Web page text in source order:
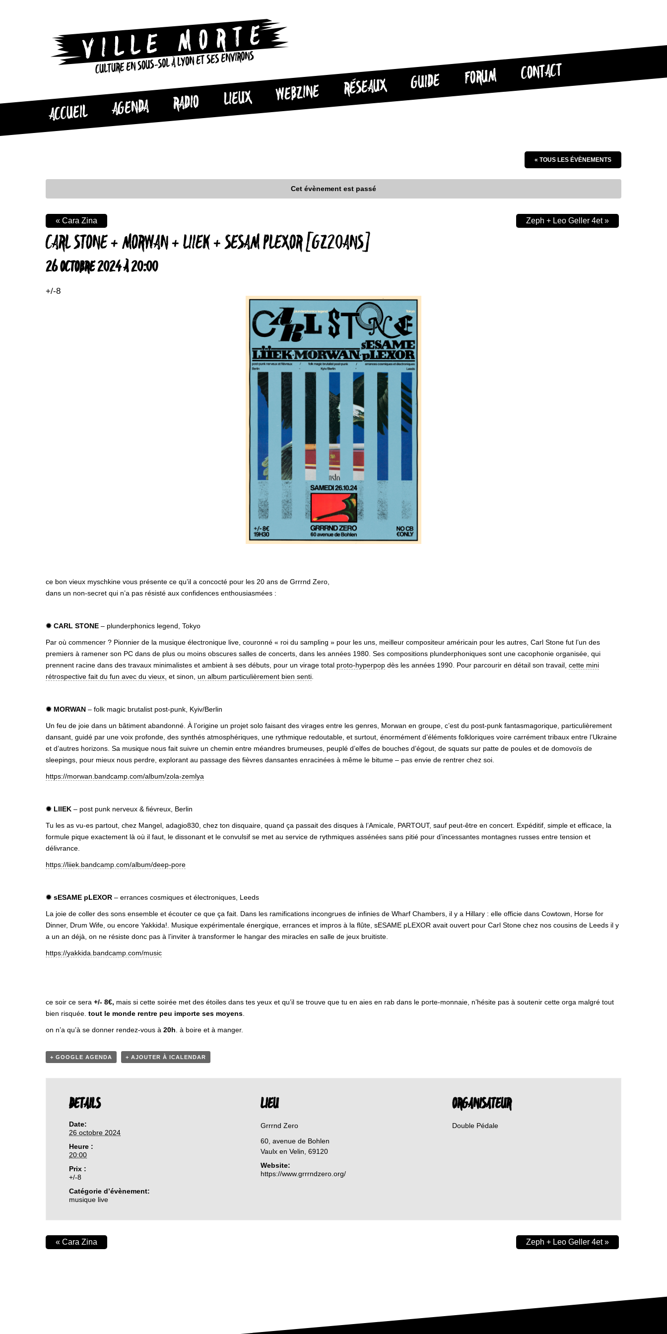
CULTURE EN SOUS-SOL À LYON ET SES ENVIRONS
ACCUEIL AGENDA RADIO LIEUX WEBZINE RÉSEAUX GUIDE FORUM CONTACT
« TOUS LES ÉVÈNEMENTS
Cet évènement est passé
CARL STONE + MORWAN + LIIEK + SESAM PLEXOR [GZ20ANS]
26 OCTOBRE 2024 À 20:00
+/-8
« Cara Zina Zeph + Leo Geller 4et»
ce bon vieux myschkine vous présente ce qu’il a concocté pour les 20 ans de Grrrnd Zero,
dans un non-secret qui n’a pas résisté aux confidences enthousiasmées :
✹ CARL STONE – plunderphonics legend, Tokyo
Par où commencer ? Pionnier de la musique électronique live, couronné « roi du sampling » pour les uns, meilleur compositeur américain pour les autres, Carl Stone fut l’un des
premiers à ramener son PC dans de plus ou moins obscures salles de concerts, dans les années 1980. Ses compositions plunderphoniques sont une cacophonie organisée, qui
prennent racine dans des travaux minimalistes et ambient à ses débuts, pour un virage total proto-hyperpop dès les années 1990. Pour parcourir en détail son travail, cette mini
rétrospective fait du fun avec du vieux, et sinon, un album particulièrement bien senti
✹ MORWAN – folk magic brutalist post-punk, Kyiv/Berlin
Un feu de joie dans un bâtiment abandonné. À l’origine un projet solo faisant des virages entre les genres, Morwan en groupe, c’est du post-punk fantasmagorique, particulièrement
dansant, guidé par une voix profonde, des synthés atmosphériques, une rythmique redoutable, et surtout, énormément d’éléments folkloriques voire carrément tribaux entre l’Ukraine
et d’autres horizons. Sa musique nous fait suivre un chemin entre méandres brumeuses, peuplé d’elfes de bouches d’égout, de squats sur patte de poules et de domovoïs de
sleepings, pour mieux nous perdre, explorant au passage des fièvres dansantes enracinées à même le bitume – pas envie de rentrer chez soi.
https://morwan.bandcamp.com/album/zola-zemlya
✹ LIIEK – post punk nerveux & fiévreux, Berlin
Tu les as vu-es partout, chez Mangel, adagio830, chez ton disquaire, quand ça passait des disques à l’Amicale, PARTOUT, sauf peut-être en concert. Expéditif, simple et efficace, la
formule pique exactement là où il faut, le dissonant et le convulsif se met au service de rythmiques assénées sans pitié pour d’incessantes montagnes russes entre tension et
délivrance.
https://liiek.bandcamp.com/album/deep-pore
✹ sESAME pLEXOR – errances cosmiques et électroniques, Leeds
La joie de coller des sons ensemble et écouter ce que ça fait. Dans les ramifications incongrues de infinies de Wharf Chambers, il y a Hillary : elle officie dans Cowtown, Horse for
Dinner, Drum Wife, ou encore Yakkida!. Musique expérimentale énergique, errances et impros à la flûte, sESAME pLEXOR avait ouvert pour Carl Stone chez nos cousins de Leeds il y
a un an déjà, on ne résiste donc pas à l’inviter à transformer le hangar des miracles en salle de jeux bruitiste.
https://yakkida.bandcamp.com/music
ce soir ce sera +/- 8€, mais si cette soirée met des étoiles dans tes yeux et qu’il se trouve que tu en aies en rab dans le porte-monnaie, n’hésite pas à soutenir cette orga malgré tout
bien risquée. tout le monde rentre peu importe ses moyens
on n’a qu’à se donner rendez-vous à 20h . à boire et à manger.
+ GOOGLE AGENDA + AJOUTER À ICALENDAR
DETAILS
Date:
26 octobre 2024
Heure :
20:00
Prix :
+/-8
Catégorie d’évènement:
musique live
LIEU
Grrrnd Zero
60, avenue de Bohlen
Vaulx en Velin 69120
Website:
https://www.grrrndzero.org/
ORGANISATEUR
Double Pédale
« Cara Zina Zeph + Leo Geller 4et»